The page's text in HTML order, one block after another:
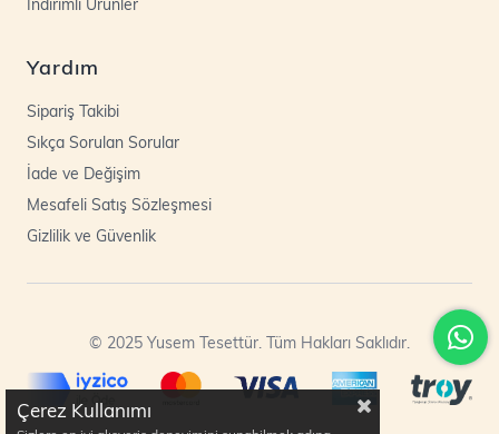
Yardım
Sipariş Takibi
Sıkça Sorulan Sorular
İade ve Değişim
Mesafeli Satış Sözleşmesi
Gizlilik ve Güvenlik
© 2025 Yusem Tesettür. Tüm Hakları Saklıdır.
Çerez Kullanımı